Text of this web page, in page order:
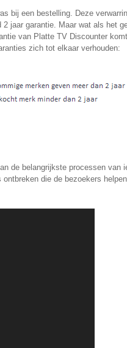
bij een bestelling. Deze
jaar garantie. Maar wat als het
van Platte TV Discounter
zich tot elkaar verhouden:
de belangrijkste processen van
die de bezoekers